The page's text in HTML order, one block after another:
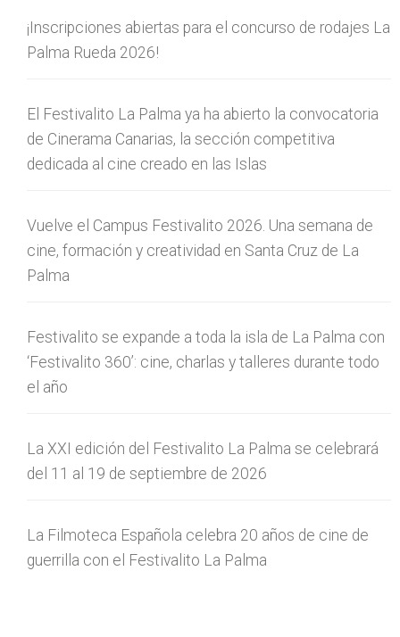
¡Inscripciones abiertas para el concurso de rodajes La
Palma Rueda 2026!
El Festivalito La Palma ya ha abierto la convocatoria
de Cinerama Canarias, la sección competitiva
dedicada al cine creado en las Islas
Vuelve el Campus Festivalito 2026. Una semana de
cine, formación y creatividad en Santa Cruz de La
Palma
Festivalito se expande a toda la isla de La Palma con
‘Festivalito 360’: cine, charlas y talleres durante todo
el año
La XXI edición del Festivalito La Palma se celebrará
del 11 al 19 de septiembre de 2026
La Filmoteca Española celebra 20 años de cine de
guerrilla con el Festivalito La Palma